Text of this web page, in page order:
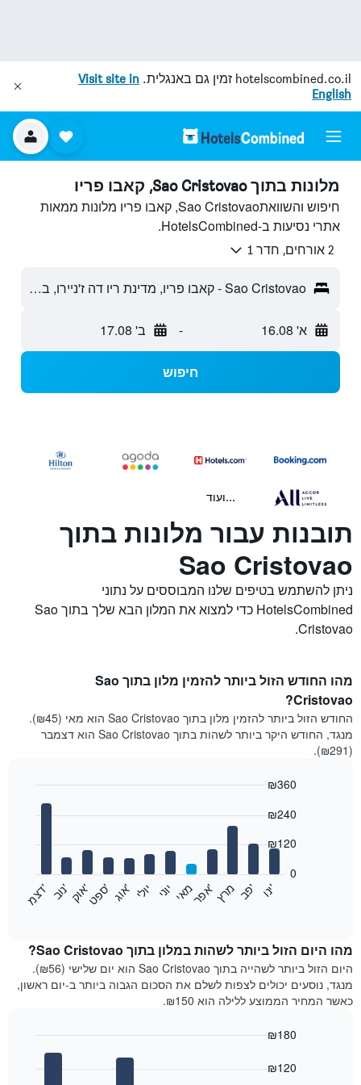
hotelscombined.co.il זמין גם באנגלית. Visit site in
English
מלונות בתוך Sao Cristovao, קאבו פריו
חיפוש והשוואתSao Cristovao, קאבו פריו מלונות ממאות
אתרי נסיעות ב-HotelsCombined.
2 אורחים, חדר 1
Sao Cristovao - קאבו פריו, מדינת ריו דה ז'ניירו, ברזיל
א' 16.08 - ב' 17.08
חיפוש
...ועוד
תובנות עבור מלונות בתוך
Sao Cristovao
ניתן להשתמש בטיפים שלנו המבוססים על נתוני
HotelsCombined כדי למצוא את המלון הבא שלך בתוך Sao
Cristovao.
מהו החודש הזול ביותר להזמין מלון בתוך Sao
Cristovao?
החודש הזול ביותר להזמין מלון בתוך Sao Cristovao הוא מאי (₪45).
מנגד, החודש היקר ביותר לשהות בתוך Sao Cristovao הוא דצמבר
(₪291).
מחיר
הממוצע
של
חדר
בכל
התרשים
י
נ
ו
' פ
ב​​​​​​​
' מרץא
פ
ר
' מאי יוני יולי א
ו
ג
' ס
פ
ט
' א
ו
ק
' נ
ו
ב
' ד
צ
מ
'
0
₪120
₪240
₪360
מהו היום הזול ביותר לשהות במלון בתוך Sao Cristovao?
היום הזול ביותר לשהייה בתוך Sao Cristovao הוא יום שלישי (₪56).
מנגד, נוסעים יכולים לצפות לשלם את הסכום הגבוה ביותר ב-יום ראשון,
כאשר המחיר הממוצע ללילה הוא ₪150.
₪120
₪180